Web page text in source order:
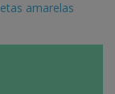
amarelas